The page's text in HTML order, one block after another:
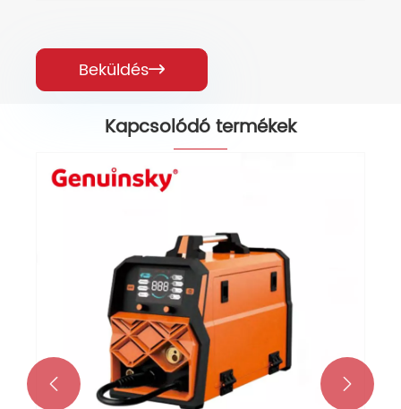
Beküldés
Kapcsolódó termékek
 